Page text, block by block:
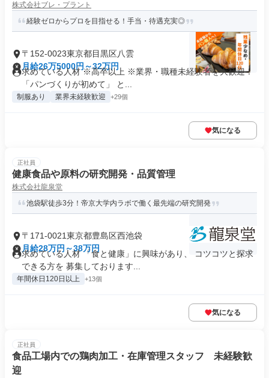
株式会社ブレ・プラント
経験ゼロからプロを目指せる！手当・待遇充実◎
〒152-0023東京都目黒区八雲
月給26万5000円～32万円
求めている人材 ※高卒以上 ※業界・職種未経験者を大歓迎！
「パンづくりが初めて」 と...
制服あり 業界未経験歓迎 +29個
気になる
正社員
健康食品や原料の研究開発・品質管理
株式会社龍泉堂
池袋駅徒歩3分！帝京大学内ラボで働く最先端の研究開発
〒171-0021東京都豊島区西池袋
月給28万円～38万円
求めている人材 「食と健康」に興味があり、 コツコツと探求
できる方を 募集しております...
年間休日120日以上 +13個
気になる
正社員
食品工場内での鶏肉加工・在庫管理スタッフ 未経験歓
迎